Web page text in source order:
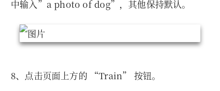
中输入”a photo of dog”，其他保持默认。
8、点击页面上方的 “Train” 按钮。